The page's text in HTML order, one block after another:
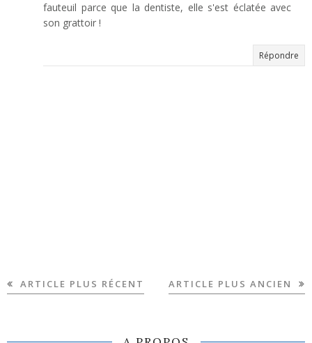
fauteuil parce que la dentiste, elle s'est éclatée avec
son grattoir !
Répondre
ARTICLE PLUS RÉCENT ARTICLE PLUS ANCIEN